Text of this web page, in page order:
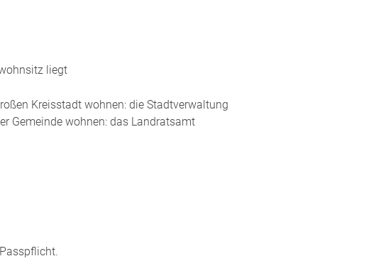
liegt
Kreisstadt wohnen: die Stadtverwaltung
Gemeinde wohnen: das Landratsamt